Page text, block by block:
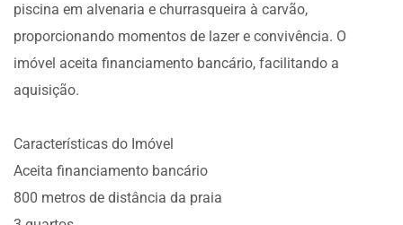
piscina em alvenaria e churrasqueira à carvão,
proporcionando momentos de lazer e convivência. O
imóvel aceita financiamento bancário, facilitando a
aquisição.
Características do Imóvel
Aceita financiamento bancário
800 metros de distância da praia